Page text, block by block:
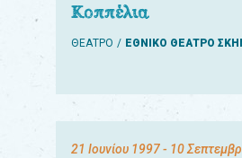
Κοππέλια
ΘΕΑΤΡΟ ΕΘΝΙΚΟ ΘΕΑΤΡΟ
21 Ιουνίου 1997- 10